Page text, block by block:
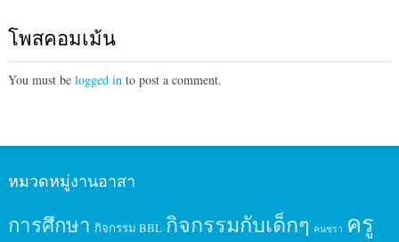
โพสคอมเม้น
You must be logged into post a comment.
หมวดหมู่งานอาสา
การศึกษา กิจกรรม BBL กิจกรรมกับเด็กๆ คนชรา ครู